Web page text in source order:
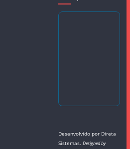
Desenvolvido por Direta
Sistemas.Designed by